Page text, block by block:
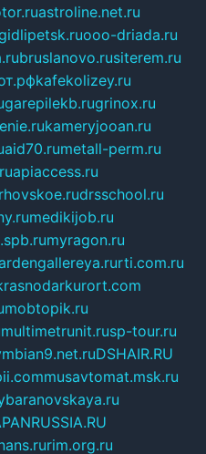
astroline.net.ru
ooo-driada.ru
bruslanovo.rusiterem.ru
kafekolizey.ru
grinox.ru
kameryjooan.ru
aid70.rumetall-perm.ru
apiaccess.ru
drsschool.ru
medikijob.ru
myragon.ru
rti.com.ru
mobtopik.ru
multimetrunit.rusp-tour.ru
DSHAIR.RU
musavtomat.msk.ru
rim.org.ru